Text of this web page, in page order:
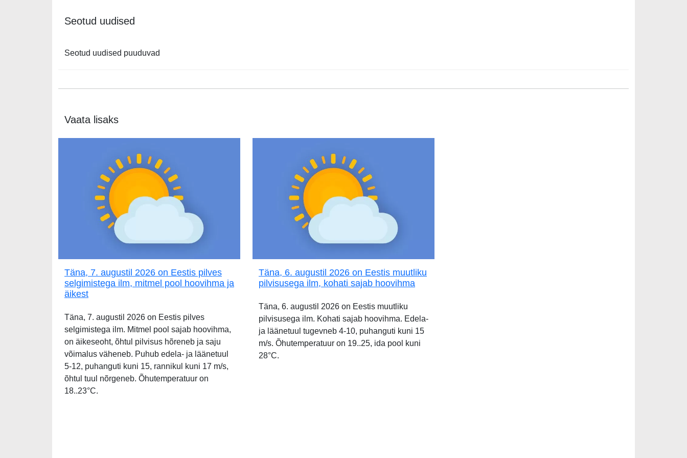
Seotud uudised
Seotud uudised puuduvad
Vaata lisaks
Täna, 7. augustil 2026 on Eestis pilves
selgimistega ilm, mitmel pool hoovihma ja
äikest
Täna, 7. augustil 2026 on Eestis pilves
selgimistega ilm. Mitmel pool sajab hoovihma,
on äikeseoht, õhtul pilvisus hõreneb ja saju
võimalus väheneb. Puhub edela- ja läänetuul
5-12, puhanguti kuni 15, rannikul kuni 17 m/s,
õhtul tuul nõrgeneb. Õhutemperatuur on
18..23°C.
Täna, 6. augustil 2026 on Eestis muutliku
pilvisusega ilm, kohati sajab hoovihma
Täna, 6. augustil 2026 on Eestis muutliku
pilvisusega ilm. Kohati sajab hoovihma. Edela-
ja läänetuul tugevneb 4-10, puhanguti kuni 15
m/s. Õhutemperatuur on 19..25, ida pool kuni
28°C.